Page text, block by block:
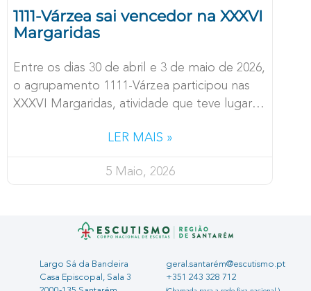
1111-Várzea sai vencedor na XXXVI
Margaridas
Entre os dias 30 de abril e 3 de maio de 2026,
o agrupamento 1111-Várzea participou nas
XXXVI Margaridas, atividade que teve lugar
LER MAIS »
5 Maio, 2026
Largo Sá da Bandeira
Casa Episcopal, Sala 3
geral.santarém@escutismo.pt
+351 243 328 712